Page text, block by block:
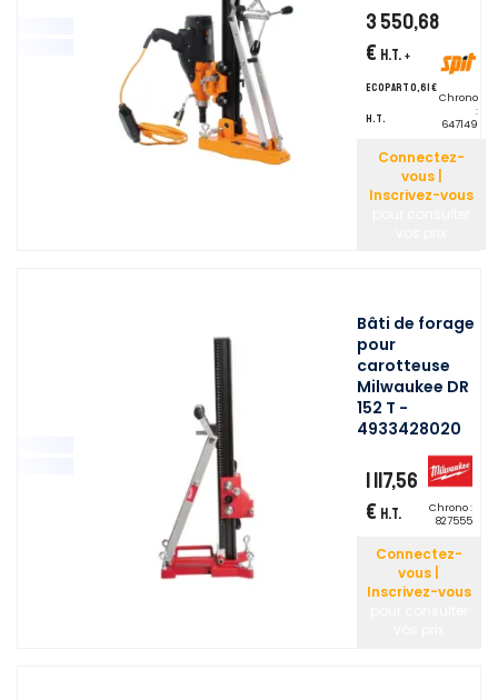
3 550,68
€ H.T. +
ecopart 0,61 €
H.T.
Chrono
:
647149
Connectez-
vous |
Inscrivez-vous
Bâti de forage
pour
carotteuse
Milwaukee DR
152 T -
4933428020
1 117,56
€ H.T.
Chrono :
827555
Connectez-
vous |
Inscrivez-vous